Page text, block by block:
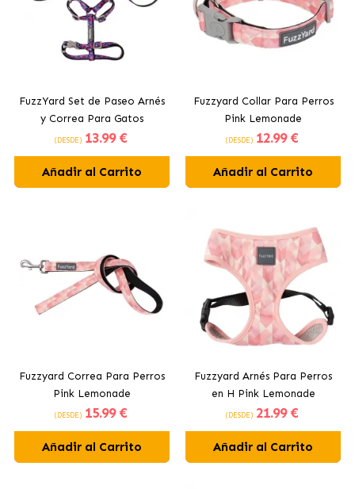
FuzzYard Set de Paseo Arnés
y Correa Para Gatos
Bubblegum
(DESDE) 13.99 €
Añadir al Carrito
Fuzzyard Collar Para Perros
Pink Lemonade
(DESDE) 12.99 €
Añadir al Carrito
Fuzzyard Correa Para Perros
Pink Lemonade
(DESDE) 15.99 €
Añadir al Carrito
Fuzzyard Arnés Para Perros
en H Pink Lemonade
(DESDE) 21.99 €
Añadir al Carrito